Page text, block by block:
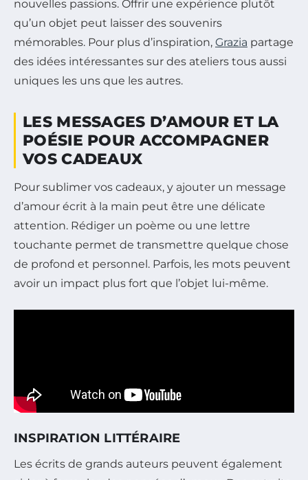
nouvelles passions. Offrir une expérience plutôt
qu’un objet peut laisser des souvenirs
mémorables. Pour plus d’inspiration, Grazia partage
des idées intéressantes sur des ateliers tous aussi
uniques les uns que les autres.
LES MESSAGES D’AMOUR ET LA
POÉSIE POUR ACCOMPAGNER
VOS CADEAUX
Pour sublimer vos cadeaux, y ajouter un message
d’amour écrit à la main peut être une délicate
attention. Rédiger un poème ou une lettre
touchante permet de transmettre quelque chose
de profond et personnel. Parfois, les mots peuvent
avoir un impact plus fort que l’objet lui-même.
INSPIRATION LITTÉRAIRE
Les écrits de grands auteurs peuvent également